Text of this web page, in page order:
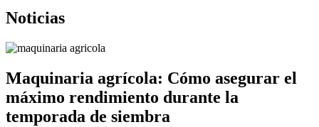
Noticias
Maquinaria agrícola: Cómo asegurar el
máximo rendimiento durante la
temporada de siembra